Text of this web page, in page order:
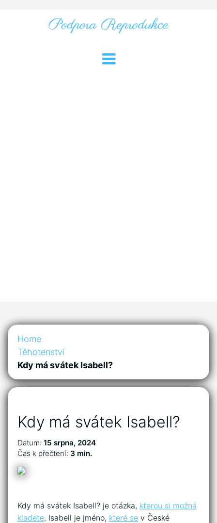
Home
Těhotenství
Kdy má svátek Isabell?
Kdy má svátek Isabell?
Datum: 15 srpna, 2024
Čas k přečtení: 3 min.
Kdy má svátek Isabell? je otázka, kterou si možná
kladete. Isabell je jméno, které se v České